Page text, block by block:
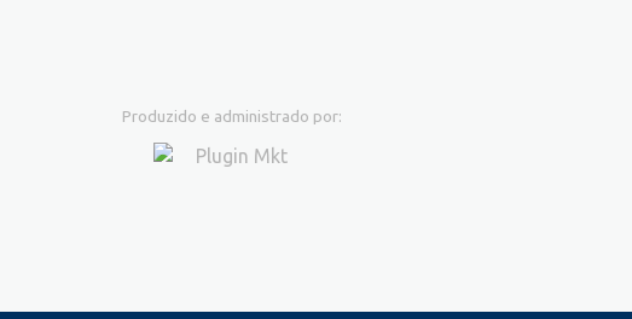
Produzido e administrado por: